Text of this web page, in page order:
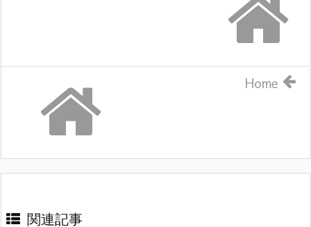
Home
関連記事